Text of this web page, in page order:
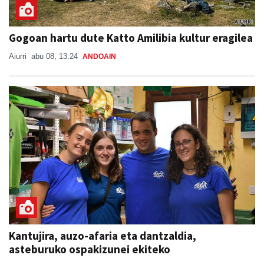
Gogoan hartu dute Katto Amilibia kultur eragilea
Aiurri abu 08, 13:24 ANDOAIN
Kantujira, auzo-afaria eta dantzaldia,
asteburuko ospakizunei ekiteko